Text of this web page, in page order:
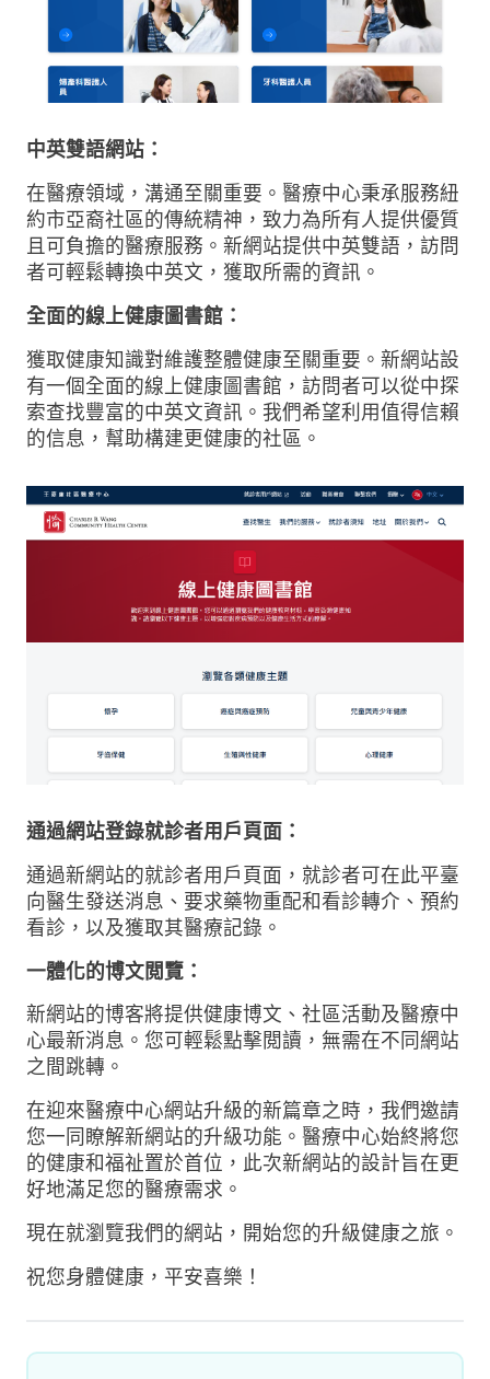
中英雙語網站：
在醫療領域，溝通至關重要。醫療中心秉承服務紐
約市亞裔社區的傳統精神，致力為所有人提供優質
且可負擔的醫療服務。新網站提供中英雙語，訪問
者可輕鬆轉換中英文，獲取所需的資訊。
全面的線上健康圖書館：
獲取健康知識對維護整體健康至關重要。新網站設
有一個全面的線上健康圖書館，訪問者可以從中探
索查找豐富的中英文資訊。我們希望利用值得信賴
的信息，幫助構建更健康的社區。
通過網站登錄就診者用戶頁面：
通過新網站的就診者用戶頁面，就診者可在此平臺
向醫生發送消息、要求藥物重配和看診轉介、預約
看診，以及獲取其醫療記錄。
一體化的博文閲覽：
新網站的博客將提供健康博文、社區活動及醫療中
心最新消息。您可輕鬆點擊閲讀，無需在不同網站
之間跳轉。
在迎來醫療中心網站升級的新篇章之時，我們邀請
您一同瞭解新網站的升級功能。醫療中心始終將您
的健康和福祉置於首位，此次新網站的設計旨在更
好地滿足您的醫療需求。
現在就瀏覽我們的網站，開始您的升級健康之旅。
祝您身體健康，平安喜樂！